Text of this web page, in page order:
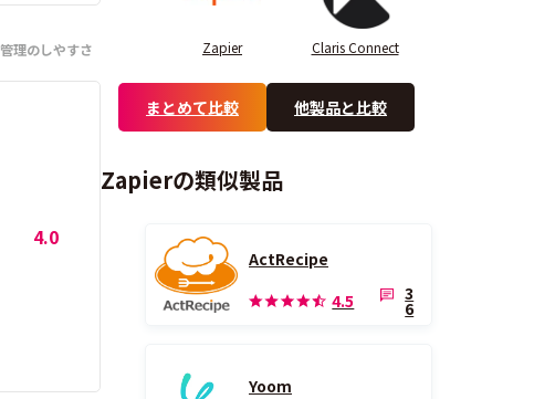
管理のしやすさ
4.0
Zapier Claris Connect
まとめて比較 他製品と比較
Zapierの類似製品
ActRecipe
4.5
3
6
Yoom